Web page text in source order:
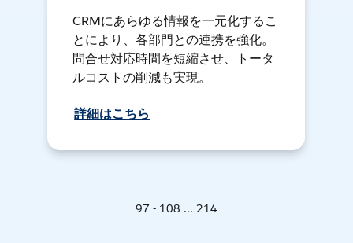
CRMにあらゆる情報を一元化するこ
とにより、各部門との連携を強化。
問合せ対応時間を短縮させ、トータ
ルコストの削減も実現。
詳細はこちら
97 - 108 ... 214